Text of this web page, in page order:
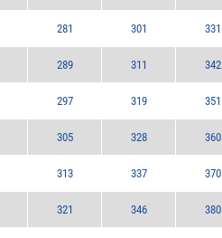
281 301 331
289 311 342
297 319 351
305 328 360
313 337 370
321 346 380